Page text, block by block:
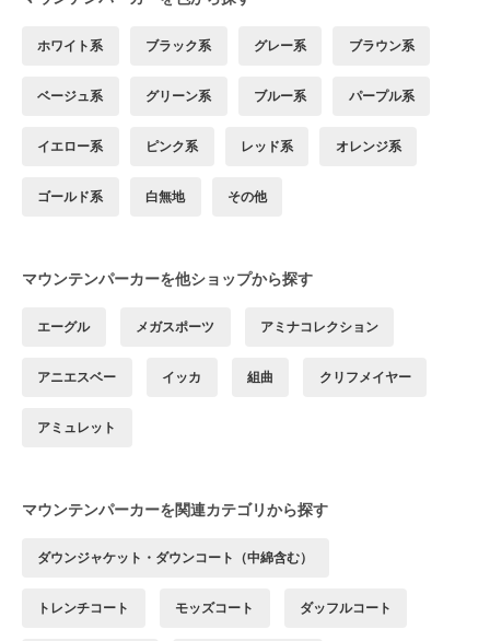
ホワイト系 ブラック系 グレー系 ブラウン系
ベージュ系 グリーン系 ブルー系 パープル系
イエロー系 ピンク系 レッド系 オレンジ系
ゴールド系 白無地 その他
マウンテンパーカーを他ショップから探す
エーグル メガスポーツ アミナコレクション
アニエスベー イッカ 組曲 クリフメイヤー
アミュレット
マウンテンパーカーを関連カテゴリから探す
ダウンジャケット・ダウンコート（中綿含む）
トレンチコート モッズコート ダッフルコート